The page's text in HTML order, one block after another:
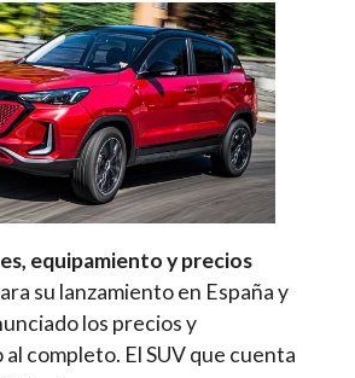
equipamiento y precios
su lanzamiento en España y
los precios y
completo. El SUV que cuenta